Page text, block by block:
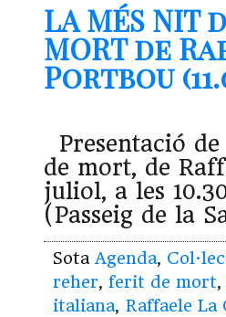
LA MÉS NIT
MORT de
Portbou
Presentació
de mort, de
juliol, a les
(Passeig de la
Sota Agenda,
reher, ferit de mort,
italiana, Raffaele La